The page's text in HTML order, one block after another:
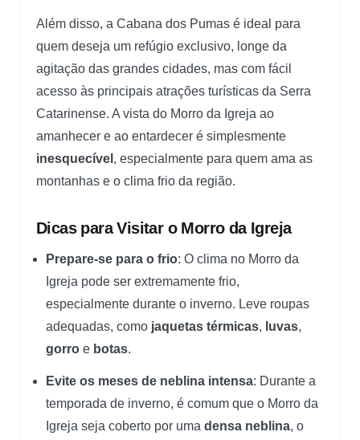
Além disso, a Cabana dos Pumas é ideal para
quem deseja um refúgio exclusivo, longe da
agitação das grandes cidades, mas com fácil
acesso às principais atrações turísticas da Serra
Catarinense. A vista do Morro da Igreja ao
amanhecer e ao entardecer é simplesmente
inesquecível , especialmente para quem ama as
montanhas e o clima frio da região.
Dicas para Visitar o Morro da Igreja
Prepare-se para o frio: O clima no Morro da
Igreja pode ser extremamente frio,
especialmente durante o inverno. Leve roupas
adequadas, como jaquetas térmicas, luvas,
gorro e botas.
Evite os meses de neblina intensa: Durante a
temporada de inverno, é comum que o Morro da
Igreja seja coberto por uma densa neblina, o